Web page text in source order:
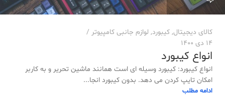
کالای دیجیتال, کیبورد, لوازم جانبی کامپیوتر
14 دی 1400
انواع کیبورد
انواع کیبورد: کیبورد وسیله ای است همانند ماشین تحریر و به کاربر
امکان تایپ کردن می دهد. بدون کیبورد انجا...
ادامه مطلب